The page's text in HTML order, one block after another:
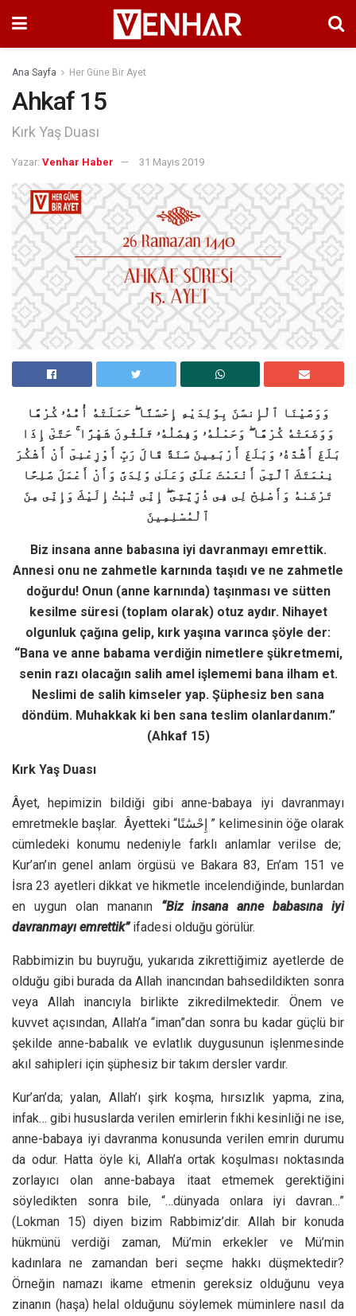
Ana Sayfa Her Güne Bir Ayet
Ahkaf 15
Kırk Yaş Duası
Yazar: Venhar Haber 31 Mayıs 2019
وَوَصَّيْنَا ٱلْإِنسَٰنَ بِوَٰلِدَيْهِ إِحْسَٰنًا ۖ حَمَلَتْهُ أُمُّهُۥ كُرْهًا
وَوَضَعَتْهُ كُرْهًا ۖ وَحَمْلُهُۥ وَفِصَٰلُهُۥ ثَلَٰثُونَ شَهْرًا ۚ حَتَّىٰٓ إِذَا
بَلَغَ أَشُدَّهُۥ وَبَلَغَ أَرْبَعِينَ سَنَةً قَالَ رَبِّ أَوْزِعْنِىٓ أَنْ أَشْكُرَ
نِعْمَتَكَ ٱلَّتِىٓ أَنْعَمْتَ عَلَىَّ وَعَلَىٰ وَٰلِدَىَّ وَأَنْ أَعْمَلَ صَٰلِحًا
تَرْضَىٰهُ وَأَصْلِحْ لِى فِى ذُرِّيَّتِىٓ ۖ إِنِّى تُبْتُ إِلَيْكَ وَإِنِّى مِنَ
ٱلْمُسْلِمِينَ
Biz insana anne babasına iyi davranmayı emrettik.
Annesi onu ne zahmetle karnında taşıdı ve ne zahmetle
doğurdu! Onun (anne karnında) taşınması ve sütten
kesilme süresi (toplam olarak) otuz aydır. Nihayet
olgunluk çağına gelip, kırk yaşına varınca şöyle der:
“Bana ve anne babama verdiğin nimetlere şükretmemi,
senin razı olacağın salih amel işlememi bana ilham et.
Neslimi de salih kimseler yap. Şüphesiz ben sana
döndüm. Muhakkak ki ben sana teslim olanlardanım.”
(Ahkaf 15)
Kırk Yaş Duası
Âyet, hepimizin bildiği gibi anne-babaya iyi davranmayı
emretmekle başlar. Âyetteki “إِحْسَٰنًا ” kelimesinin öğe olarak
cümledeki konumu nedeniyle farklı anlamlar verilse de;
Kur’an’ın genel anlam örgüsü ve Bakara 83, En’am 151 ve
İsra 23 ayetleri dikkat ve hikmetle incelendiğinde, bunlardan
en uygun olan mananın “Biz insana anne babasına iyi
davranmayı emrettik”ifadesi olduğu görülür.
Rabbimizin bu buyruğu, yukarıda zikrettiğimiz ayetlerde de
olduğu gibi burada da Allah inancından bahsedildikten sonra
veya Allah inancıyla birlikte zikredilmektedir. Önem ve
kuvvet açısından, Allah’a “iman”dan sonra bu kadar güçlü bir
şekilde anne-babalık ve evlatlık duygusunun işlenmesinde
akıl sahipleri için şüphesiz bir takım dersler vardır.
Kur’an’da; yalan, Allah’ı şirk koşma, hırsızlık yapma, zina,
infak… gibi hususlarda verilen emirlerin fıkhi kesinliği ne ise,
anne-babaya iyi davranma konusunda verilen emrin durumu
da odur. Hatta öyle ki, Allah’a ortak koşulması noktasında
zorlayıcı olan anne-babaya itaat etmemek gerektiğini
söyledikten sonra bile, “…dünyada onlara iyi davran…”
(Lokman 15) diyen bizim Rabbimiz’dir. Allah bir konuda
hükmünü verdiği zaman, Mü’min erkekler ve Mü’min
kadınlara ne zamandan beri seçme hakkı düşmektedir?
Örneğin namazı ikame etmenin gereksiz olduğunu veya
zinanın (haşa) helal olduğunu söylemek müminlere nasıl da